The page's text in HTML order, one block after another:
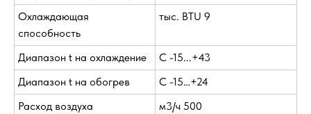
Охлаждающая
способность
тыс. BTU 9
Диапазон t на охлаждение
С -15...+43
Диапазон t на обогрев
С -15…+24
Расход воздуха
м3/ч 500